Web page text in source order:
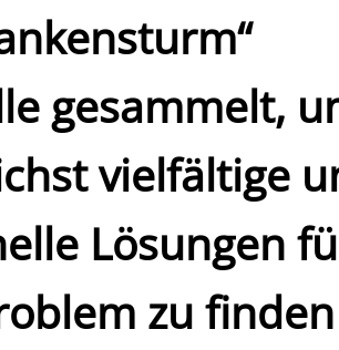
gesammelt,
vielfältige
Lösungen
zu finden